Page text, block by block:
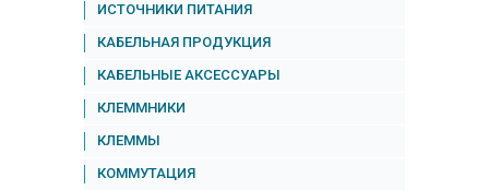
ИСТОЧНИКИ ПИТАНИЯ
КАБЕЛЬНАЯ ПРОДУКЦИЯ
КАБЕЛЬНЫЕ АКСЕССУАРЫ
КЛЕММНИКИ
КЛЕММЫ
КОММУТАЦИЯ